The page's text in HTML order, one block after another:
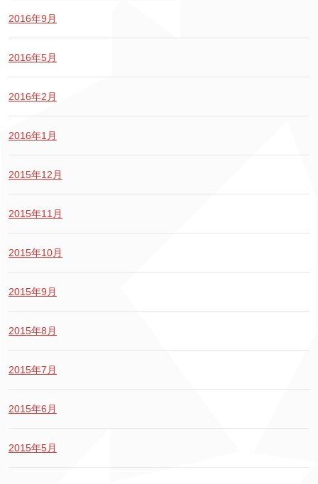
2016年9月
2016年5月
2016年2月
2016年1月
2015年12月
2015年11月
2015年10月
2015年9月
2015年8月
2015年7月
2015年6月
2015年5月